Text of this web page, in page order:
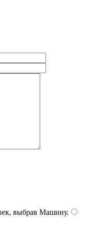
выбрав Машину.